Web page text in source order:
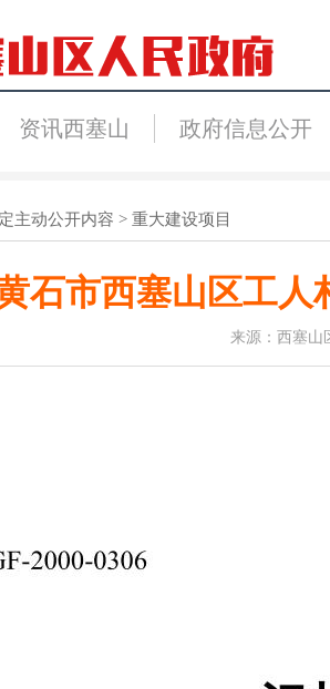
资讯西塞山 政府信息公开
主动公开内容 > 重大建设项目
石市西塞山区工人
来源：西塞山